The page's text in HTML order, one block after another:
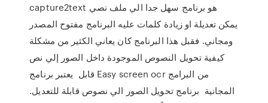
capture2text هو برنامج سهل جدا الي ملف نصي
يمكن تعديلة او زيادة كلمات عليه البرنامج مفتوح المصدر
ومجاني. فقبل هذا البرنامج كان يعاني الكثير من مشكلة
كيفية تحويل النصوص الموجودة داخل الصور إلي نص
قابل يعتبر برنامج Easy screen ocr من البرامج
المجانية برنامج تحويل الصور الي نصوص قابلة للتعديل.